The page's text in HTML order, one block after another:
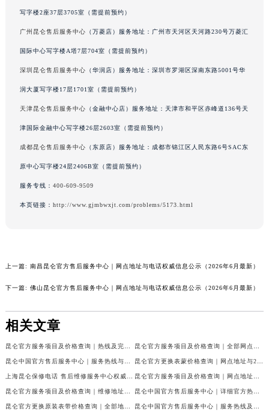
写字楼2座37层3705室（需提前预约）
广州昆仑售后服务中心 （万菱店）服务地址：广州市天河区天河路230号万菱汇
国际中心写字楼A塔7层704室（需提前预约）
深圳昆仑售后服务中心 （华润店）服务地址：深圳市罗湖区深南东路5001号华
润大厦写字楼17层1701室（需提前预约）
天津昆仑售后服务中心 （金融中心店）服务地址：天津市和平区赤峰道136号天
津国际金融中心写字楼26层2603室（需提前预约）
成都昆仑售后服务中心 （东原店）服务地址：成都市锦江区人民东路6号SAC东
原中心写字楼24层2406B室（需提前预约）
服务专线： 400-609-9509
本页链接： http://www.gjmbwxjt.com/problems/5173.html
上一篇: 南昌昆仑官方售后服务中心｜网点地址与电话权威信息公示（2026年6月最新）
下一篇: 佛山昆仑官方售后服务中心｜网点地址与电话权威信息公示（2026年6月最新）
相关文章